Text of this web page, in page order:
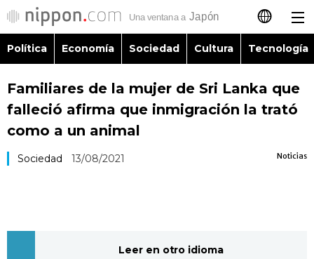
日本語
English
Política
Política Economía Sociedad Cultura Tecnología
Familiares de la mujer de Sri Lanka que
falleció afirma que inmigración la trató
como a un animal
Noticias
Sociedad 13/08/2021
Leer en otro idioma